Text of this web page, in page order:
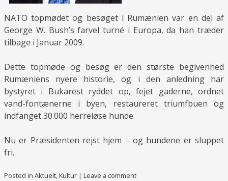
NATO topmødet og besøget i Rumænien var en del af
George W. Bush’s farvel turné i Europa, da han træder
tilbage i Januar 2009.
Dette topmøde og besøg er den største begivenhed
Rumæniens nyere historie, og i den anledning har
bystyret i Bukarest ryddet op, fejet gaderne, ordnet
vand-fontænerne i byen, restaureret triumfbuen og
indfanget 30.000 herreløse hunde.
Nu er Præsidenten rejst hjem – og hundene er sluppet
fri.
Posted in Aktuelt,Kultur | Leave a comment